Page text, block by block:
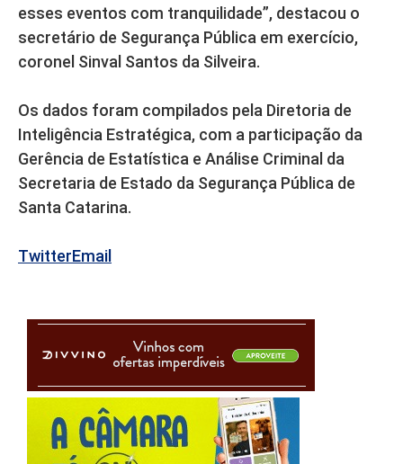
esses eventos com tranquilidade”, destacou o
secretário de Segurança Pública em exercício,
coronel Sinval Santos da Silveira.
Os dados foram compilados pela Diretoria de
Inteligência Estratégica, com a participação da
Gerência de Estatística e Análise Criminal da
Secretaria de Estado da Segurança Pública de
Santa Catarina.
TwitterEmail